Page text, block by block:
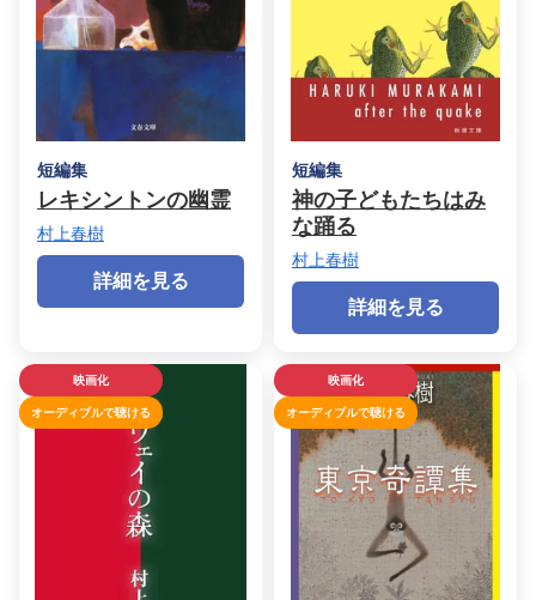
短編集
レキシントンの幽霊
村上春樹
詳細を見る
短編集
神の子どもたちはみ
な踊る
村上春樹
詳細を見る
映画化
オーディブルで聴ける
映画化
オーディブルで聴ける